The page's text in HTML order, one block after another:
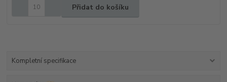
Přidat do košíku
Kompletní specifikace